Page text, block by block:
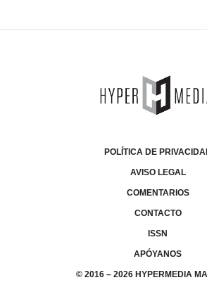
POLÍTICA DE
AVISO LEGAL
COMENTARIOS
CONTACTO
ISSN
APÓYANOS
© 2016 – 2026 HYPERMEDIA